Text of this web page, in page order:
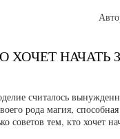
ХОЧЕТ НАЧАТЬ
считалось
рода магия,
тем, кто хочет